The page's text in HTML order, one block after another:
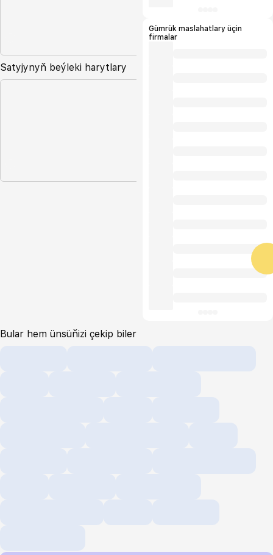
Satyjynyň beýleki harytlary
Gümrük maslahatlary üçin
firmalar
Bular hem ünsüňizi çekip biler